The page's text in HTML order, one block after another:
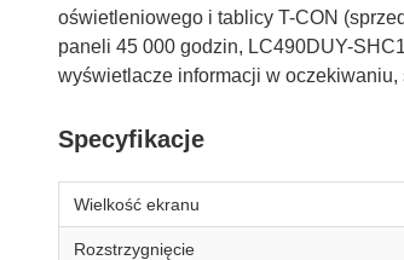
oświetleniowego i tablicy T-CON
paneli 45 000 godzin, LC490DUY-
wyświetlacze informacji w
Specyfikacje
Wielkość ekranu
Rozstrzygnięcie